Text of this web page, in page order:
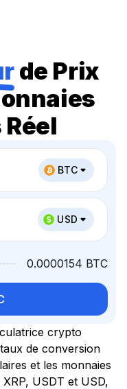
de Prix
BTC
USD
0.0000154 BTC
crypto
de conversion
et les monnaies
USDT et USD,